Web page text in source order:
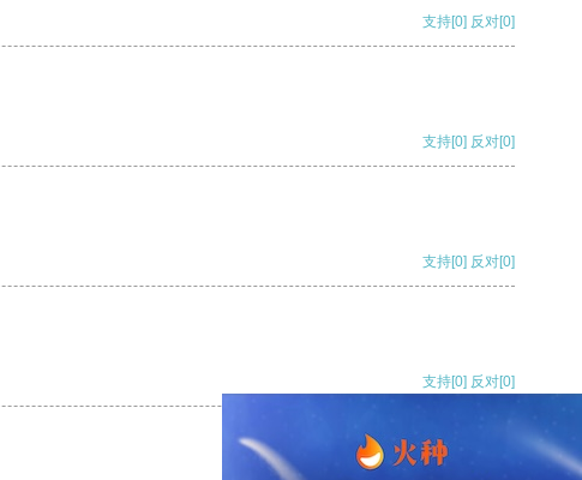
支持[0] 反对[0]
支持[0] 反对[0]
支持[0] 反对[0]
支持[0] 反对[0]